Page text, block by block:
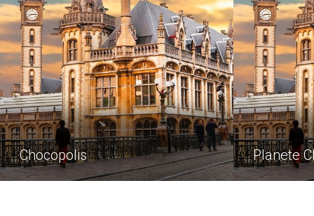
Chocopolis Planete